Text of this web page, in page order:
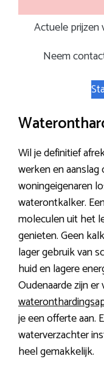
Actuele prijzen
Neem
Wil je definitief
werken en
woningeigenaren
waterontkalker.
moleculen uit het
genieten. Geen
lager gebruik van
huid en lagere
Oudenaarde zijn
je een offerte aan.
waterverzachter
heel gemakkelijk.